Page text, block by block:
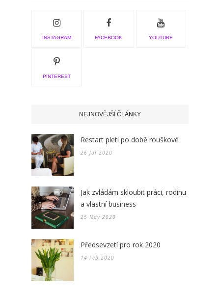
INSTAGRAM FACEBOOK YOUTUBE
PINTEREST
NEJNOVĚJŠÍ ČLÁNKY
Restart pleti po době rouškové
26 Jul 2020
Jak zvládám skloubit práci, rodinu
a vlastní business
25 May 2020
Předsevzetí pro rok 2020
14 Feb 2020